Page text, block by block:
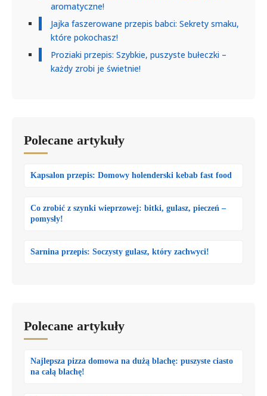
aromatyczne!
Jajka faszerowane przepis babci: Sekrety smaku,
które pokochasz!
Proziaki przepis: Szybkie, puszyste bułeczki –
każdy zrobi je świetnie!
Polecane artykuły
Kapsalon przepis: Domowy holenderski kebab fast food
Co zrobić z szynki wieprzowej: bitki, gulasz, pieczeń –
pomysły!
Sarnina przepis: Soczysty gulasz, który zachwyci!
Polecane artykuły
Najlepsza pizza domowa na dużą blachę: puszyste ciasto
na całą blachę!